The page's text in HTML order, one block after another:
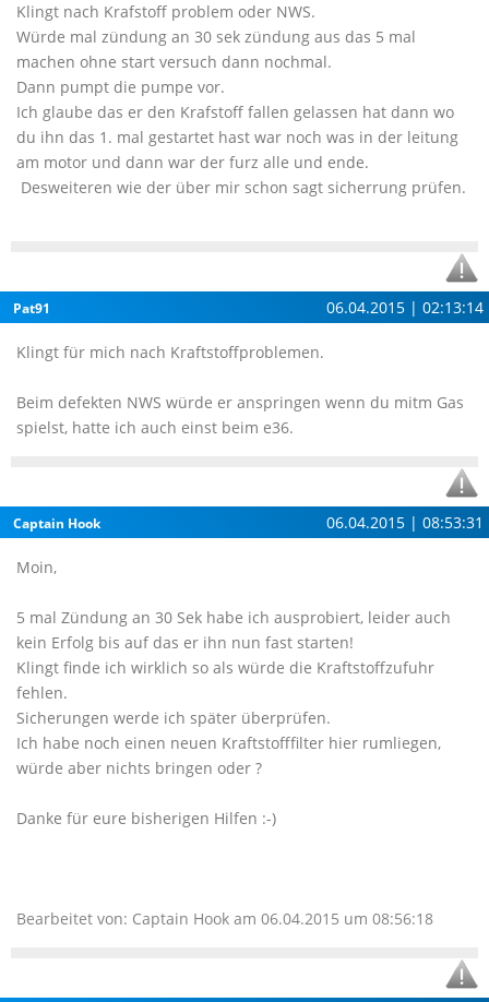
Klingt nach Krafstoff problem oder NWS.
Würde mal zündung an 30 sek zündung aus das 5 mal
machen ohne start versuch dann nochmal.
Dann pumpt die pumpe vor.
Ich glaube das er den Krafstoff fallen gelassen hat dann wo
du ihn das 1. mal gestartet hast war noch was in der leitung
am motor und dann war der furz alle und ende.
Desweiteren wie der über mir schon sagt sicherrung prüfen.
Pat91 06.04.2015 | 02:13:14
Klingt für mich nach Kraftstoffproblemen.
Beim defekten NWS würde er anspringen wenn du mitm Gas
spielst, hatte ich auch einst beim e36.
Captain Hook 06.04.2015 | 08:53:31
Moin,
5 mal Zündung an 30 Sek habe ich ausprobiert, leider auch
kein Erfolg bis auf das er ihn nun fast starten!
Klingt finde ich wirklich so als würde die Kraftstoffzufuhr
fehlen.
Sicherungen werde ich später überprüfen.
Ich habe noch einen neuen Kraftstofffilter hier rumliegen,
würde aber nichts bringen oder ?
Danke für eure bisherigen Hilfen :-)
Bearbeitet von: Captain Hook am 06.04.2015 um 08:56:18